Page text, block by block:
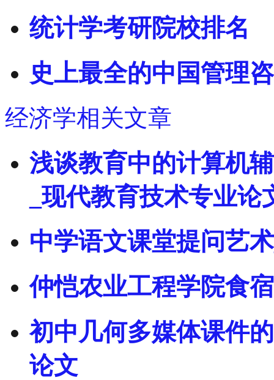
统计学考研院校排名
史上最全的中国管理
经济学相关文章
浅谈教育中的计算机
_现代教育技术专业论
中学语文课堂提问艺
仲恺农业工程学院食
初中几何多媒体课件
论文